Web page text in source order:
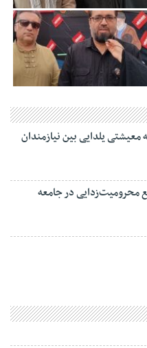
محرومیت‌زدایی در جامعه